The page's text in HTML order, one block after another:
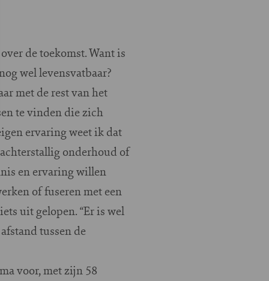
de toekomst. Want is
wel levensvatbaar?
met de rest van het
te vinden die zich
ervaring weet ik dat
onderhoud of
en ervaring willen
of fuseren met een
uit gelopen. “Er is wel
tussen de
voor, met zijn 58